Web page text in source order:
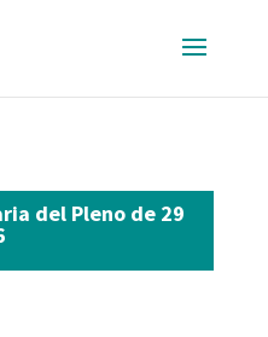
del Pleno de 29